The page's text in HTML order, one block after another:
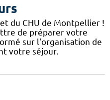
du CHU de Montpellier !
de préparer votre
sur l'organisation de
votre séjour.